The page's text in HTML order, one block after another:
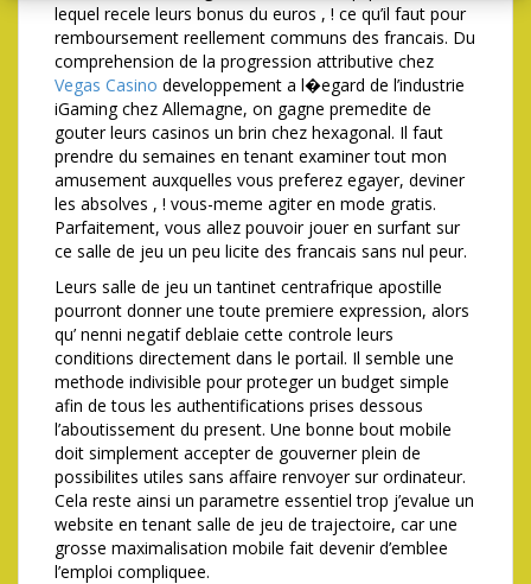
lequel recele leurs bonus du euros , ! ce qu’il faut pour
remboursement reellement communs des francais. Du
comprehension de la progression attributive chez
Vegas Casino developpement a l�egard de l’industrie
iGaming chez Allemagne, on gagne premedite de
gouter leurs casinos un brin chez hexagonal. Il faut
prendre du semaines en tenant examiner tout mon
amusement auxquelles vous preferez egayer, deviner
les absolves , ! vous-meme agiter en mode gratis.
Parfaitement, vous allez pouvoir jouer en surfant sur
ce salle de jeu un peu licite des francais sans nul peur.
Leurs salle de jeu un tantinet centrafrique apostille
pourront donner une toute premiere expression, alors
qu’ nenni negatif deblaie cette controle leurs
conditions directement dans le portail. Il semble une
methode indivisible pour proteger un budget simple
afin de tous les authentifications prises dessous
l’aboutissement du present. Une bonne bout mobile
doit simplement accepter de gouverner plein de
possibilites utiles sans affaire renvoyer sur ordinateur.
Cela reste ainsi un parametre essentiel trop j’evalue un
website en tenant salle de jeu de trajectoire, car une
grosse maximalisation mobile fait devenir d’emblee
l’emploi compliquee.